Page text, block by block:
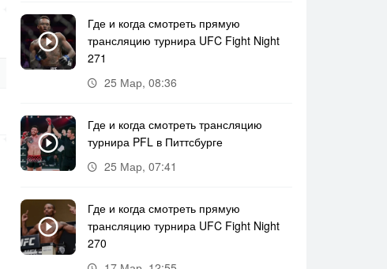
Где и когда смотреть прямую
трансляцию турнира UFC Fight Night
271
25 Мар, 08:36
Где и когда смотреть трансляцию
турнира PFL в Питтсбурге
25 Мар, 07:41
Где и когда смотреть прямую
трансляцию турнира UFC Fight Night
270